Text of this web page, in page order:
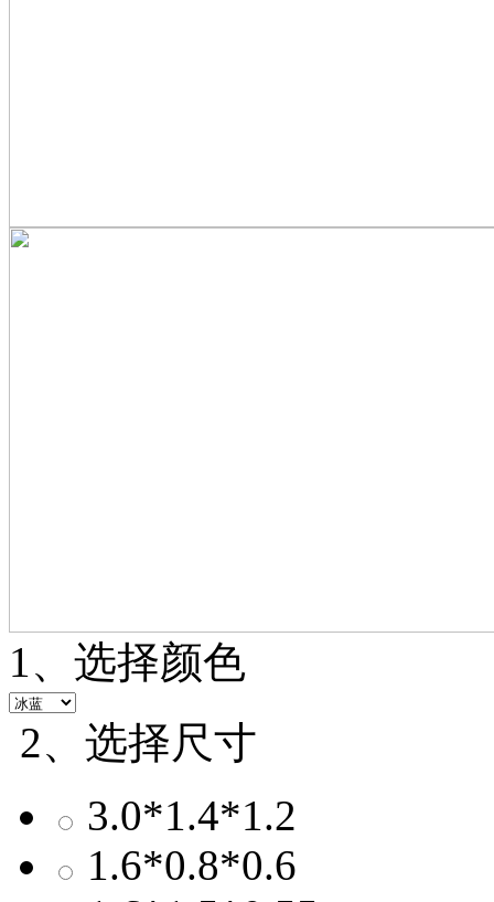
1、选择颜色
2、选择尺寸
3.0*1.4*1.2
1.6*0.8*0.6